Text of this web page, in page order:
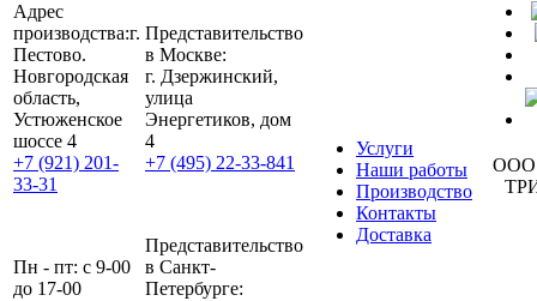
Адрес
производства:г.
Пестово.
Новгородская
область,
Устюженское
шоссе 4
+7 (921) 201-
33-31
Представительство
в Москве:
г. Дзержинский,
улица
Энергетиков, дом
4
+7 (495) 22-33-841
Услуги
Наши работы
Производство
Контакты
Доставка
ООО
Пн - пт: с 9-00
до 17-00
Представительство
в Санкт-
Петербурге: